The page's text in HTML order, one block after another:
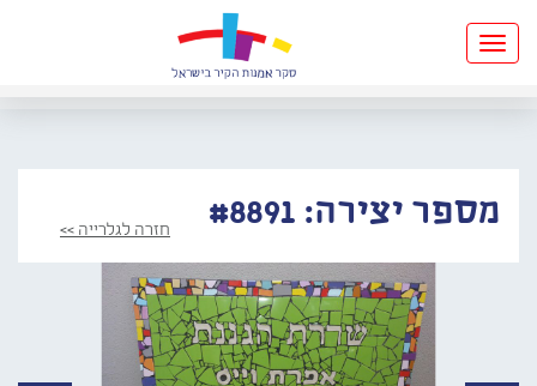
Toggle
navigation
מספר יצירה: #8891 חזרה לגלרייה >>